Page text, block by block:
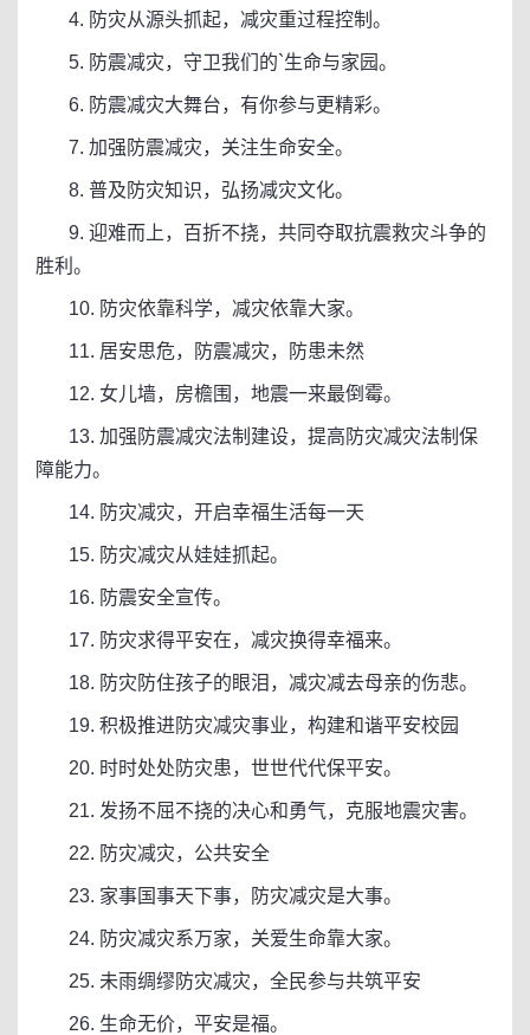
4. 防灾从源头抓起，减灾重过程控制。
5. 防震减灾，守卫我们的`生命与家园。
6. 防震减灾大舞台，有你参与更精彩。
7. 加强防震减灾，关注生命安全。
8. 普及防灾知识，弘扬减灾文化。
9. 迎难而上，百折不挠，共同夺取抗震救灾斗争的
胜利。
10. 防灾依靠科学，减灾依靠大家。
11. 居安思危，防震减灾，防患未然
12. 女儿墙，房檐围，地震一来最倒霉。
13. 加强防震减灾法制建设，提高防灾减灾法制保
障能力。
14. 防灾减灾，开启幸福生活每一天
15. 防灾减灾从娃娃抓起。
16. 防震安全宣传。
17. 防灾求得平安在，减灾换得幸福来。
18. 防灾防住孩子的眼泪，减灾减去母亲的伤悲。
19. 积极推进防灾减灾事业，构建和谐平安校园
20. 时时处处防灾患，世世代代保平安。
21. 发扬不屈不挠的决心和勇气，克服地震灾害。
22. 防灾减灾，公共安全
23. 家事国事天下事，防灾减灾是大事。
24. 防灾减灾系万家，关爱生命靠大家。
25. 未雨绸缪防灾减灾，全民参与共筑平安
26. 生命无价，平安是福。